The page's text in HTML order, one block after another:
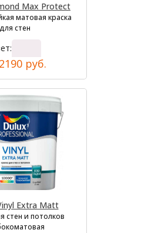
Max Protect
матовая краска
для стен
руб.
Extra Matt
стен и потолков